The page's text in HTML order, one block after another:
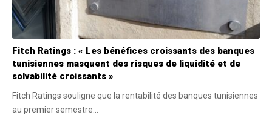
Fitch Ratings : « Les bénéfices croissants des banques
tunisiennes masquent des risques de liquidité et de
solvabilité croissants »
Fitch Ratings souligne que la rentabilité des banques tunisiennes
au premier semestre